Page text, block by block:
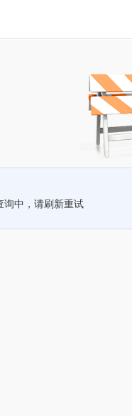
询中，请刷新重试